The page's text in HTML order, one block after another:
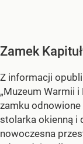
Zamek
Z informacji
„Muzeum Warmii
zamku odnowione
stolarka okienną i
nowoczesna